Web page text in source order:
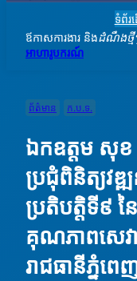
ទំព័រ
ឪកាសការងារ និងដំណឹងថ្មី
អាហារូបករណ៍
ព័ត៌មាន ក.ប.ទ.
ឯកឧត្តម សុខ
ប្រជុំពិនិត្យវឌ្ឍ
ប្រតិបត្តិទី៩ ន
គុណភាពសេវ
រាជធានីភ្នំពេ